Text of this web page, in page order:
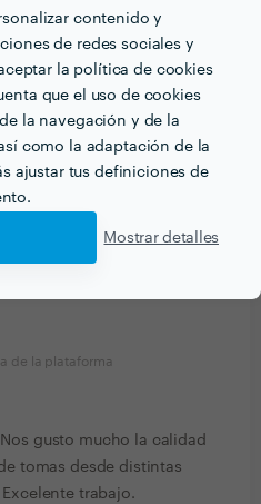
contenido y
de redes sociales y
la política de cookies
que el uso de cookies
la navegación y de la
como la adaptación de la
ajustar tus definiciones de
Mostrar detalles
, atenta y supo
de la plataforma
de la plataforma
gusto mucho la calidad
tomas desde distintas
trabajo.